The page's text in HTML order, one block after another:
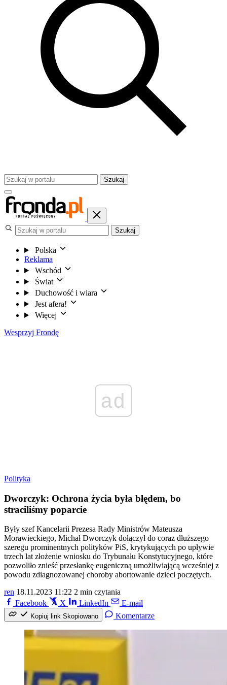
Szukaj
Szukaj
Polska
Reklama
Wschód
Świat
Duchowość i wiara
Jest afera!
Więcej
Wesprzyj Frondę
ad
Polityka
Dworczyk: Ochrona życia była błędem, bo
straciliśmy poparcie
Były szef Kancelarii Prezesa Rady Ministrów Mateusza
Morawieckiego, Michał Dworczyk dołączył do coraz dłuższego
szeregu prominentnych polityków PiS, krytykujących po upływie
trzech lat złożenie wniosku do Trybunału Konstytucyjnego, które
pozwoliło znieść przesłankę eugeniczną umożliwiającą wcześniej z
powodu zdiagnozowanej choroby abortowanie dzieci poczętych.
ren 18.11.2023 11:22 2 min czytania
Facebook
X LinkedIn E-mail
Kopiuj link Skopiowano Komentarze